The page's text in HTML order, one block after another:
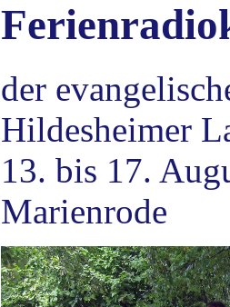
der
Hildesheimer
13. bis 17.
Marienrode